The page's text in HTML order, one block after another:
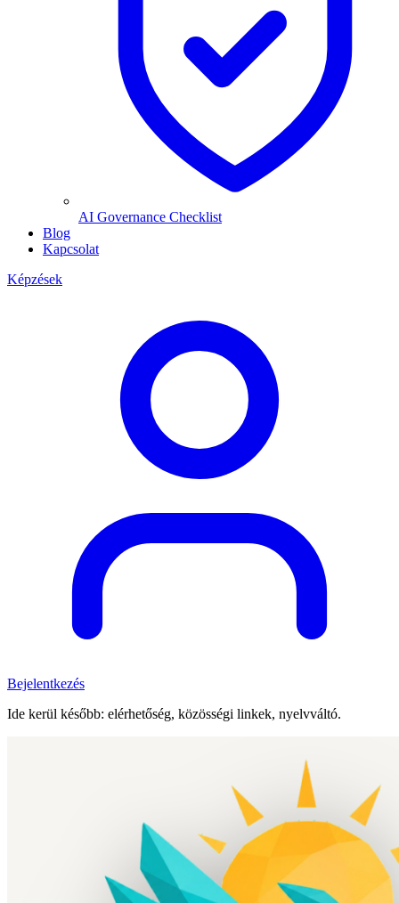
AI Governance Checklist
Blog
Kapcsolat
Képzések
Bejelentkezés
Ide kerül később: elérhetőség, közösségi linkek, nyelvváltó.